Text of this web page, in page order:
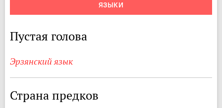
ЯЗЫКИ
Пустая голова
Эрзянский язык
Страна предков